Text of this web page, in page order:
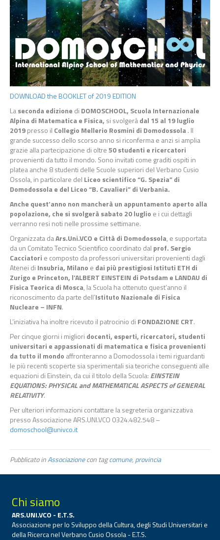
DOWNLOAD the BOOKLET of 2019 EDITION
Laseconda edizione di DOMOSCHOOL, Scuola Internazionale
Alpina di Matematica e Fisica, si svolgeràdal 15 al 19 luglio
2019presso il Collegio Mellerio Rosmini di Domodossola. Il
grande successo dello scorso anno si riconferma e anzi si amplia
grazie alla partecipazione di oltre50 studenti e ricercatori
provenienti da tutto il mondo. Sono invitati come graditi ospiti in
platea anche 8 studenti delle Scuole superiori del Verbano Cusio
Ossola, in particolare del Liceo scientifico “G. Spezia” di
Domodossola e del Liceo “B. Cavalieri” di Verbania.
Anche quest’anno non mancherà un appuntamento aperto alla
popolazione, che si svolgerà sabato 20 luglio e i cui dettagli
verranno resi noti nelle prossime settimane.
Organizzata daArs.Uni.VCO e Città di Domodossola, e supportata
da un Comitato Tecnico Scientifico coordinato dal prof. Sergio
Cacciatori e composto da professori universitari provenienti dagli
Atenei di Insubria, Milano e dai più prestigiosi Istituti ETH di
Zurigo e Princeton, l’ALBERT EINSTEIN di Potsdam e LANDAU di
Fisica Teorica di Mosca, la Scuola ha ottenuto quest’anno il
riconoscimento da parte dell’Istituto Nazionale di Fisica
Nucleare – INFN.
L’iniziativa ha inoltre ricevuto il patrocinio di FONDAZIONE CRT.
Per cinque giorni i migliori docenti, esperti, ricercatori, studenti
universitari e appassionati di matematica e fisica provenienti
da tutto il mondo affronteranno a Domodossola i temi riguardanti
le più recenti scoperte sia sperimentali sia teoriche conseguenti alle
equazioni di Einstein, da cui il titolo della Scuola: EINSTEIN
EQUATIONS: PHYSICAL and MATHEMATICAL ASPECTS of GENERAL
RELATIVITY.
Per ulteriori informazioni contattare la segreteria organizzativa
presso Associazione ARS.UNI.VCO 0324.482.548 –
domoschool@univco.it
Pubblicato inAssociazionecon tagcomune,provincia
Chi siamo
ARS.UNI.VCO - E.T.S.
Associazione per lo Sviluppo della Cultura, degli Studi Universitari e
della Ricerca nel Verbano Cusio Ossola - E.T.S.